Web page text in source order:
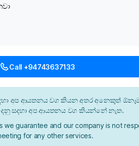
Call +94743637133
අප ආයතනය වග කියන අතර අනෙකුත්
සදහා අප ආයතනය වග කියන්නේ නැත.
we guarantee and our company is not
for any other services.